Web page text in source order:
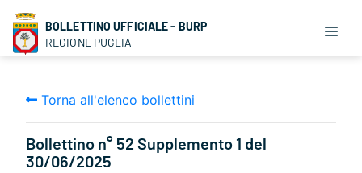
BOLLETTINO UFFICIALE - BURP
REGIONE PUGLIA
Torna all'elenco bollettini
Bollettino n° 52 Supplemento 1 del
30/06/2025